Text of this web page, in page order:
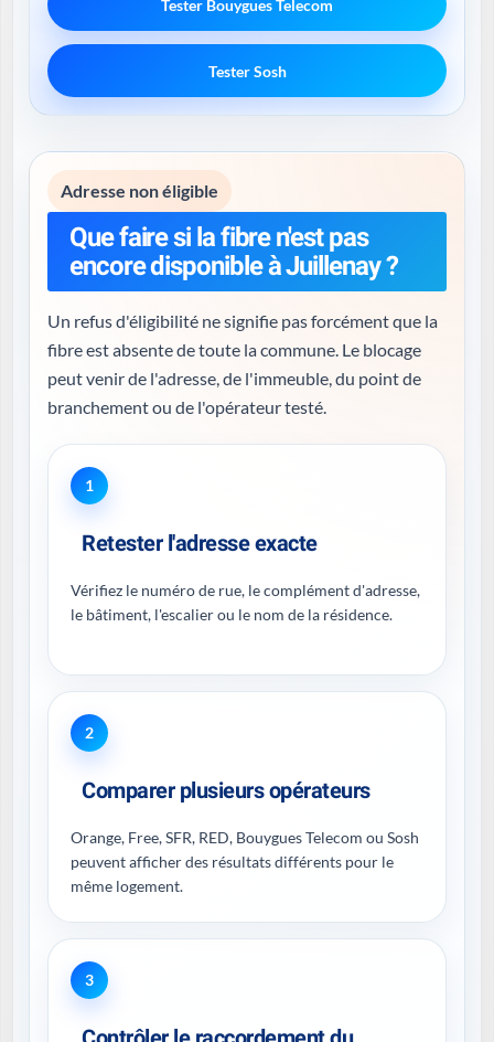
Tester Bouygues Telecom
Tester Sosh
Adresse non éligible
Que faire si la fibre n'est pas
encore disponible à Juillenay ?
Un refus d'éligibilité ne signifie pas forcément que la
fibre est absente de toute la commune. Le blocage
peut venir de l'adresse, de l'immeuble, du point de
branchement ou de l'opérateur testé.
1
Retester l'adresse exacte
Vérifiez le numéro de rue, le complément d'adresse,
le bâtiment, l'escalier ou le nom de la résidence.
2
Comparer plusieurs opérateurs
Orange, Free, SFR, RED, Bouygues Telecom ou Sosh
peuvent afficher des résultats différents pour le
même logement.
3